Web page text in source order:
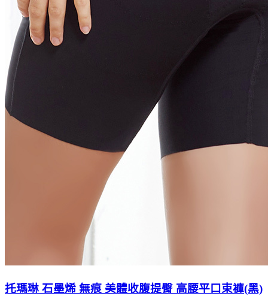
托瑪琳 石墨烯 無痕 美體收腹提臀 高腰平口束褲(黑)